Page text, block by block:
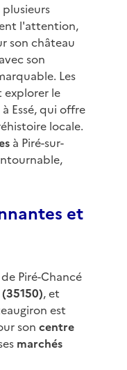
l'attention,
son château
son
Les
explorer le
à Essé, qui offre
locale.
à Piré-sur-
et
Piré-Chancé
, et
est
son centre
marchés